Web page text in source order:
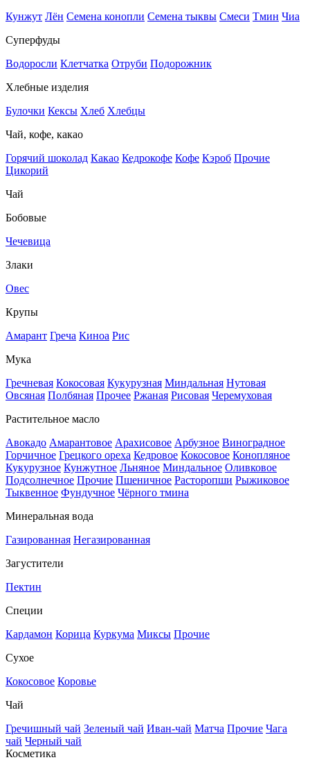
Кунжут Лён Семена конопли Семена тыквы Смеси Тмин Чиа
Суперфуды
Водоросли Клетчатка Отруби Подорожник
Хлебные изделия
Булочки Кексы Хлеб Хлебцы
Чай, кофе, какао
Горячий шоколад Какао Кедрокофе Кофе Кэроб Прочие
Цикорий
Чай
Бобовые
Чечевица
Злаки
Овес
Крупы
Амарант Греча Киноа Рис
Мука
Гречневая Кокосовая Кукурузная Миндальная Нутовая
Овсяная Полбяная Прочее Ржаная Рисовая Черемуховая
Растительное масло
Авокадо Амарантовое Арахисовое Арбузное Виноградное
Горчичное Грецкого ореха Кедровое Кокосовое Конопляное
Кукурузное Кунжутное Льняное Миндальное Оливковое
Подсолнечное Прочие Пшеничное Расторопши Рыжиковое
Тыквенное Фундучное Чёрного тмина
Минеральная вода
Газированная Негазированная
Загустители
Пектин
Специи
Кардамон Корица Куркума Миксы Прочие
Сухое
Кокосовое Коровье
Чай
Гречишный чай Зеленый чай Иван-чай Матча Прочие Чага
чай Черный чай
Косметика